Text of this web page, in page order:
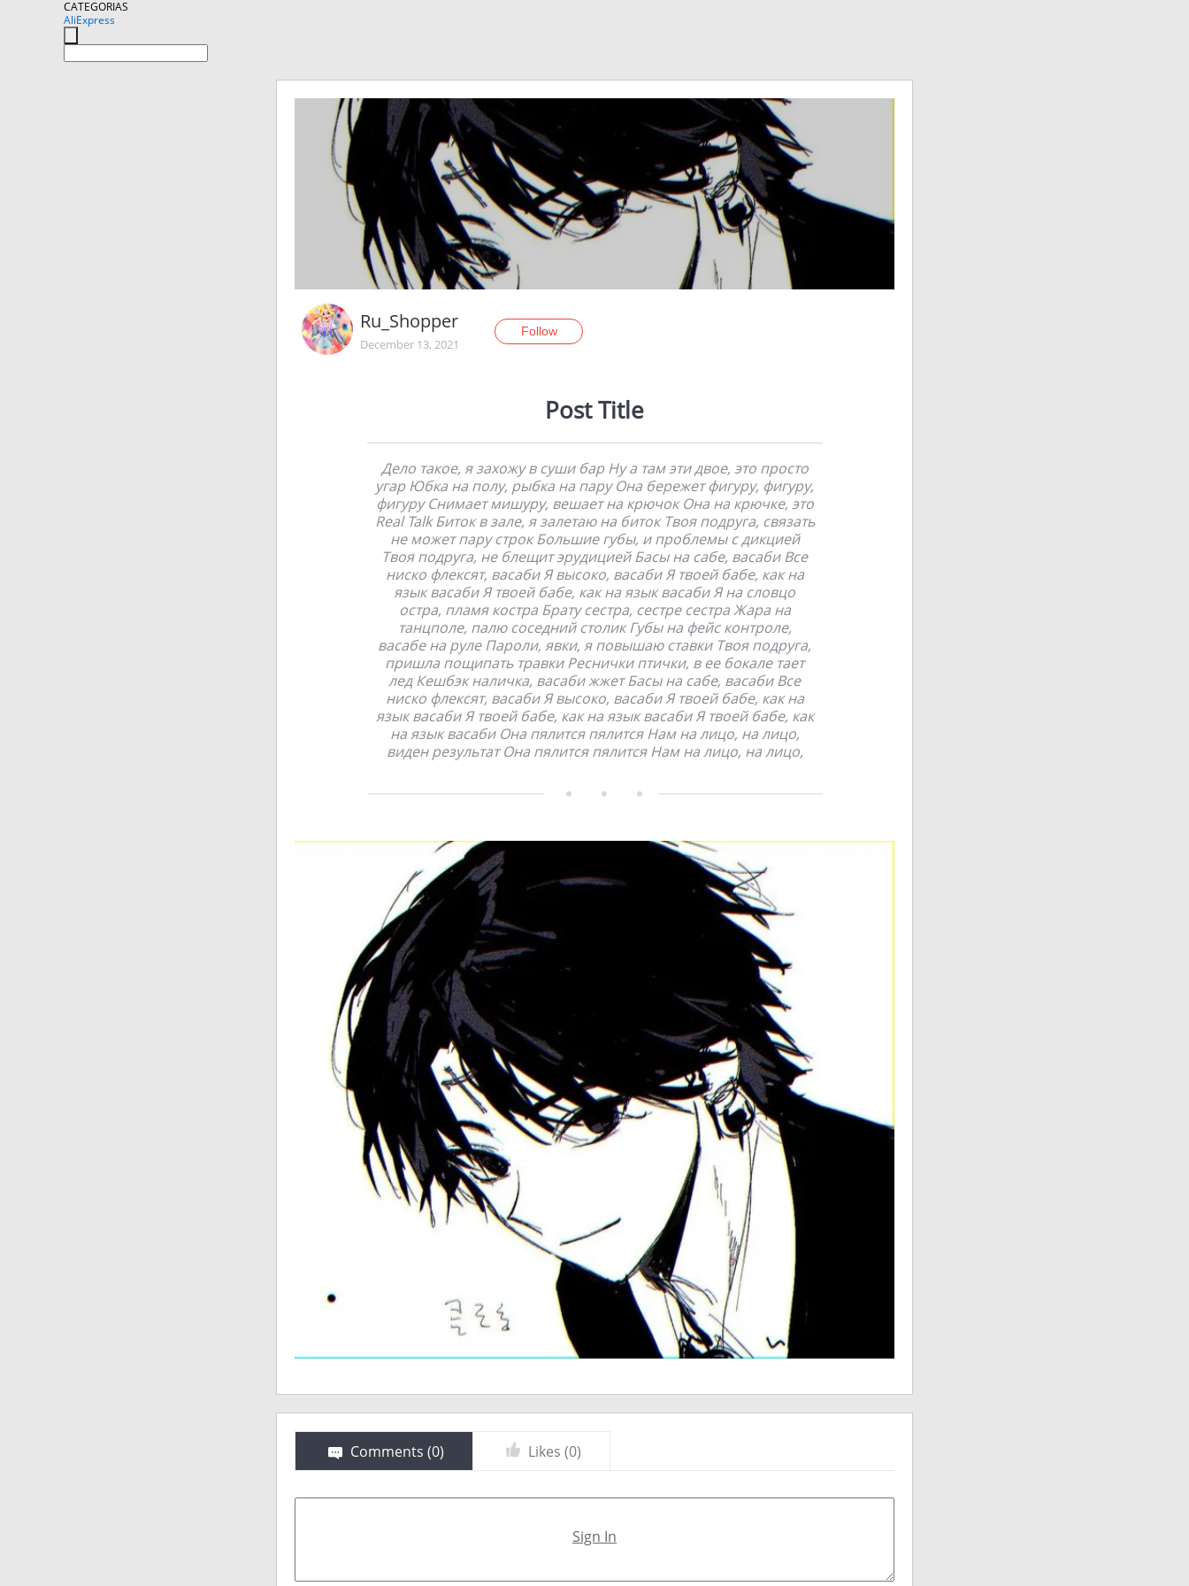
CATEGORIAS
AliExpress
Ru_Shopper
December 13, 2021
Follow
Post Title
Дело такое, я захожу в суши бар Ну а там эти двое, это просто
угар Юбка на полу, рыбка на пару Она бережет фигуру, фигуру,
фигуру Снимает мишуру, вешает на крючок Она на крючке, это
Real Talk Биток в зале, я залетаю на биток Твоя подруга, связать
не может пару строк Большие губы, и проблемы с дикцией
Твоя подруга, не блещит эрудицией Басы на сабе, васаби Все
ниско флексят, васаби Я высоко, васаби Я твоей бабе, как на
язык васаби Я твоей бабе, как на язык васаби Я на словцо
остра, пламя костра Брату сестра, сестре сестра Жара на
танцполе, палю соседний столик Губы на фейс контроле,
васабе на руле Пароли, явки, я повышаю ставки Твоя подруга,
пришла пощипать травки Реснички птички, в ее бокале тает
лед Кешбэк наличка, васаби жжет Басы на сабе, васаби Все
ниско флексят, васаби Я высоко, васаби Я твоей бабе, как на
язык васаби Я твоей бабе, как на язык васаби Я твоей бабе, как
на язык васаби Она пялится пялится Нам на лицо, на лицо,
виден результат Она пялится пялится Нам на лицо, на лицо,
Comments (0) Likes (0)
Sign In